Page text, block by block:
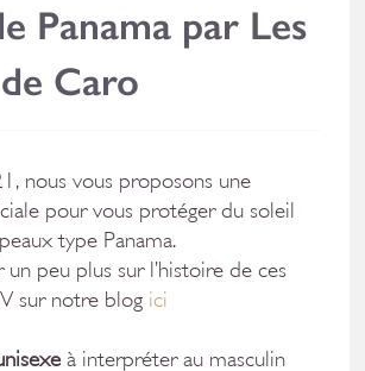
Panama par Les
Caro
nous vous proposons une
pour vous protéger du soleil
type Panama.
un peu plus sur l’histoire de ces
sur notre blog ici
à interpréter au masculin